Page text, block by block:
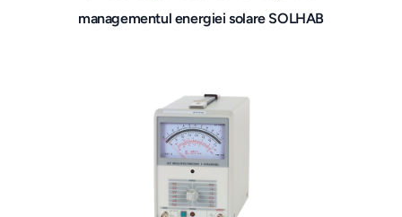
managementul energiei solare SOLHAB